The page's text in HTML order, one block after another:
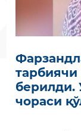
берилди.
чораси